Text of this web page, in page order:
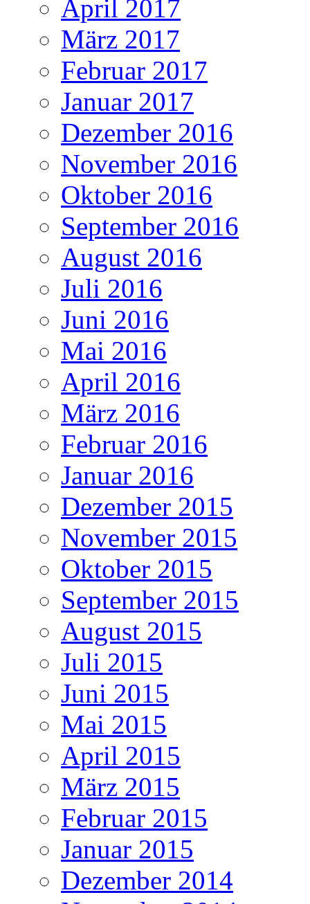
April 2017
März 2017
Februar 2017
Januar 2017
Dezember 2016
November 2016
Oktober 2016
September 2016
August 2016
Juli 2016
Juni 2016
Mai 2016
April 2016
März 2016
Februar 2016
Januar 2016
Dezember 2015
November 2015
Oktober 2015
September 2015
August 2015
Juli 2015
Juni 2015
Mai 2015
April 2015
März 2015
Februar 2015
Januar 2015
Dezember 2014